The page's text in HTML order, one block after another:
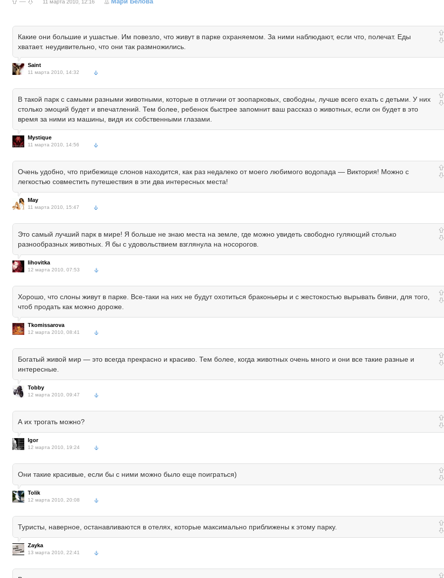
11 марта 2010, 12:16
Какие они большие и ушастые. Им повезло, что живут в парке охраняемом. За ними наблюдают, если что, полечат. Еды
хватает. неудивительно, что они так размножились.
Saint
11 марта 2010, 14:32
В такой парк с самыми разными животными, которые в отличии от зоопарковых, свободны, лучше всего ехать с детьми. У них
столько эмоций будет и впечатлений. Тем более, ребенок быстрее запомнит ваш рассказ о животных, если он будет в это
время за ними из машины, видя их собственными глазами.
Mystique
11 марта 2010, 14:56
Очень удобно, что прибежище слонов находится, как раз недалеко от моего любимого водопада — Виктория! Можно с
легкостью совместить путешествия в эти два интересных места!
May
11 марта 2010, 15:47
Это самый лучший парк в мире! Я больше не знаю места на земле, где можно увидеть свободно гуляющий столько
разнообразных животных. Я бы с удовольствием взглянула на носорогов.
lihovitka
12 марта 2010, 07:53
Хорошо, что слоны живут в парке. Все-таки на них не будут охотиться браконьеры и с жестокостью вырывать бивни, для того,
чтоб продать как можно дороже.
Tkomissarova
12 марта 2010, 08:41
Богатый живой мир — это всегда прекрасно и красиво. Тем более, когда животных очень много и они все такие разные и
интересные.
Tobby
12 марта 2010, 09:47
А их трогать можно?
Igor
12 марта 2010, 19:24
Они такие красивые, если бы с ними можно было еще поиграться)
Tolik
12 марта 2010, 20:08
Туристы, наверное, останавливаются в отелях, которые максимально приближены к этому парку.
Zayka
13 марта 2010, 22:41